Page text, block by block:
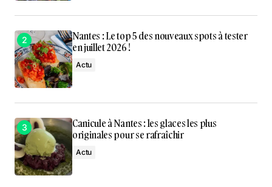
Nantes : Le top 5 des nouveaux spots à tester
en juillet 2026 !
Actu
Canicule à Nantes : les glaces les plus
originales pour se rafraîchir
Actu